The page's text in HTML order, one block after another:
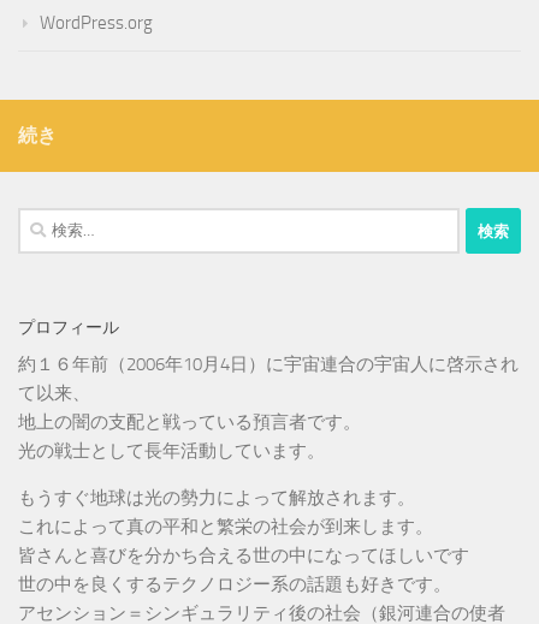
WordPress.org
続き
検
索:
プロフィール
約１６年前（2006年10月4日）に宇宙連合の宇宙人に啓示され
て以来、
地上の闇の支配と戦っている預言者です。
光の戦士として長年活動しています。
もうすぐ地球は光の勢力によって解放されます。
これによって真の平和と繁栄の社会が到来します。
皆さんと喜びを分かち合える世の中になってほしいです
世の中を良くするテクノロジー系の話題も好きです。
アセンション＝シンギュラリティ後の社会（銀河連合の使者